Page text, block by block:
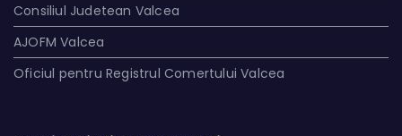
Consiliul Judetean Valcea
AJOFM Valcea
Oficiul pentru Registrul Comertului Valcea